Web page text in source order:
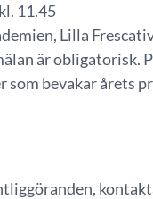
11.45
Lilla
är obligatorisk.
bevakar årets